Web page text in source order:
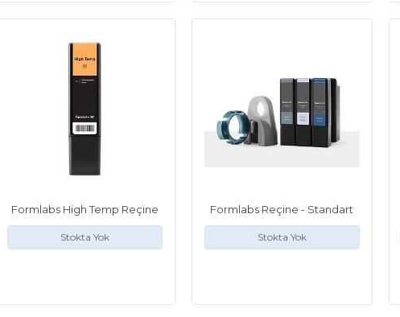
Formlabs High Temp Reçine
Stokta Yok
Formlabs Reçine - Standart
Stokta Yok